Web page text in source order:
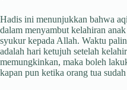
Hadis ini menunjukkan bahwa
dalam menyambut kelahiran
syukur kepada Allah. Waktu
adalah hari ketujuh setelah
memungkinkan, maka boleh
kapan pun ketika orang tua